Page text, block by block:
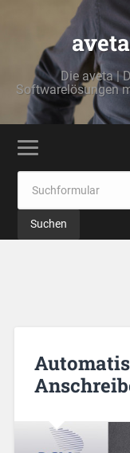
Die aveta |
Softwarelösungen